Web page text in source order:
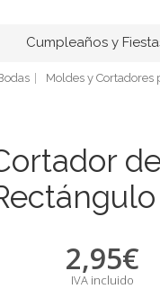
Cumpleaños y
Moldes y Cortadores
2,95€
IVA incluido